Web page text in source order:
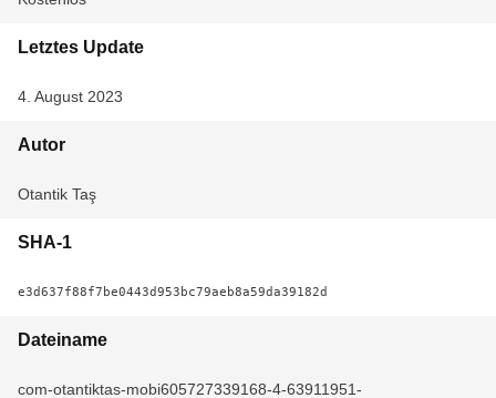
Letztes Update
4. August 2023
Autor
Otantik Taş
SHA-1
e3d637f88f7be0443d953bc79aeb8a59da39182d
Dateiname
com-otantiktas-mobi605727339168-4-63911951-